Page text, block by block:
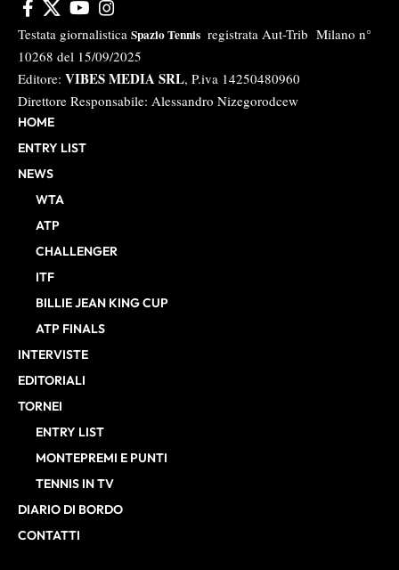
Testata giornalistica Spazio Tennis registrata Aut-Trib Milano n°
10268 del 15/09/2025
Editore: VIBES MEDIA SRL, P.iva 14250480960
Direttore Responsabile: Alessandro Nizegorodcew
HOME
ENTRY LIST
NEWS
WTA
ATP
CHALLENGER
ITF
BILLIE JEAN KING CUP
ATP FINALS
INTERVISTE
EDITORIALI
TORNEI
ENTRY LIST
MONTEPREMI E PUNTI
TENNIS IN TV
DIARIO DI BORDO
CONTATTI